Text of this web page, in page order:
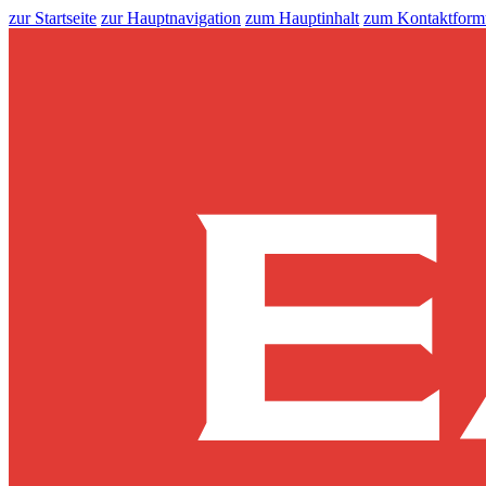
zur Startseite zur Hauptnavigation zum Hauptinhalt zum